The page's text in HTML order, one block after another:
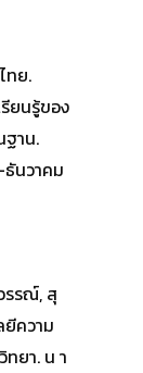
ทย.
ยนรู้ของ
ฐาน.
นวาคม
รรณ์, สุ
ความ
ทยา. น า